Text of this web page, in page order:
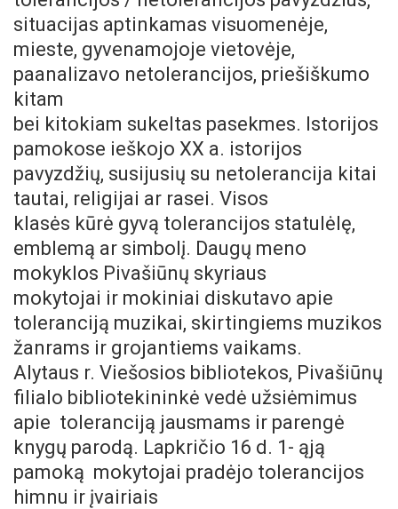
situacijas aptinkamas visuomenėje,
mieste, gyvenamojoje vietovėje,
paanalizavo netolerancijos, priešiškumo
kitam
bei kitokiam sukeltas pasekmes. Istorijos
pamokose ieškojo XX a. istorijos
pavyzdžių, susijusių su netolerancija kitai
tautai, religijai ar rasei. Visos
klasės kūrė gyvą tolerancijos statulėlę,
emblemą ar simbolį. Daugų meno
mokyklos Pivašiūnų skyriaus
mokytojai ir mokiniai diskutavo apie
toleranciją muzikai, skirtingiems muzikos
žanrams ir grojantiems vaikams.
Alytaus r. Viešosios bibliotekos, Pivašiūnų
filialo bibliotekininkė vedė užsiėmimus
apie toleranciją jausmams ir parengė
knygų parodą. Lapkričio 16 d. 1- ąją
pamoką mokytojai pradėjo tolerancijos
himnu ir įvairiais